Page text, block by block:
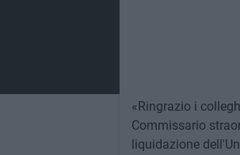
«Ringrazio i
Commissario
liquidazione